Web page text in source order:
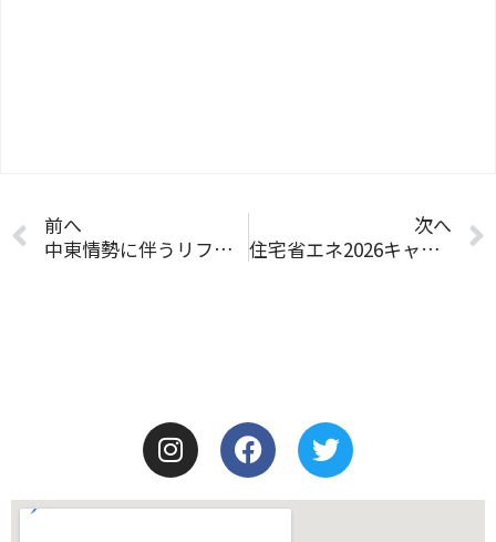
前へ
中東情勢に伴うリフォーム資材の供給・納期への影響について
次へ
住宅省エネ2026キャンペーンに登録しました